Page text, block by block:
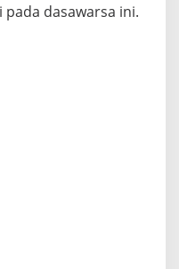
dasawarsa ini.